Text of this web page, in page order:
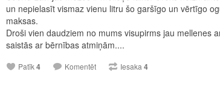
un nepielasīt vismaz vienu litru šo garšīgo un vērtīgo
maksas.
Droši vien daudziem no mums visupirms jau mellenes
saistās ar bērnības atmiņām....
Patīk4 Komentēt Iesaka 4